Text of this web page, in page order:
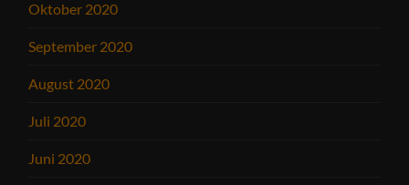
Oktober 2020
September 2020
August 2020
Juli 2020
Juni 2020